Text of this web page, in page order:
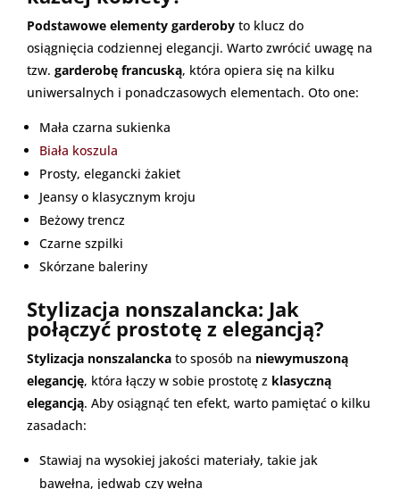
Podstawowe elementy garderoby to klucz do
osiągnięcia codziennej elegancji. Warto zwrócić uwagę na
tzw. garderobę francuską, która opiera się na kilku
uniwersalnych i ponadczasowych elementach. Oto one:
Mała czarna sukienka
Biała koszula
Prosty, elegancki żakiet
Jeansy o klasycznym kroju
Beżowy trencz
Czarne szpilki
Skórzane baleriny
Stylizacja nonszalancka: Jak
połączyć prostotę z elegancją?
Stylizacja nonszalancka to sposób na niewymuszoną
elegancję, która łączy w sobie prostotę z klasyczną
elegancją. Aby osiągnąć ten efekt, warto pamiętać o kilku
zasadach:
Stawiaj na wysokiej jakości materiały, takie jak
bawełna, jedwab czy wełna